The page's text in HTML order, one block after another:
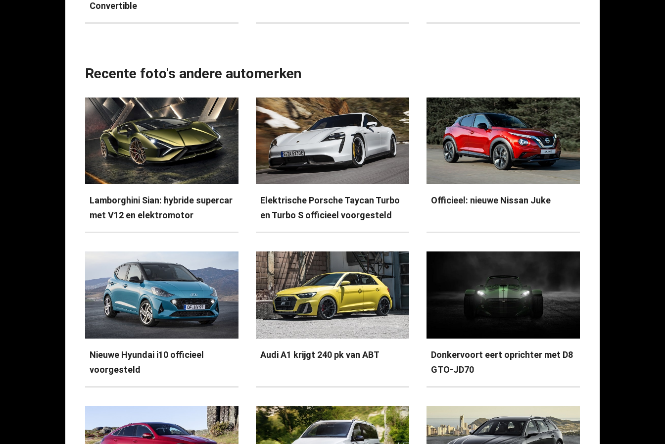
Convertible
Recente foto's andere automerken
Lamborghini Sian: hybride supercar
met V12 en elektromotor
Elektrische Porsche Taycan Turbo
en Turbo S officieel voorgesteld
Officieel: nieuwe Nissan Juke
Nieuwe Hyundai i10 officieel
voorgesteld
Audi A1 krijgt 240 pk van ABT
Donkervoort eert oprichter met D8
GTO-JD70